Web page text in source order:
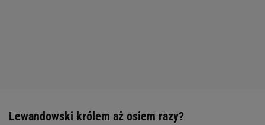
Lewandowski królem aż osiem razy?